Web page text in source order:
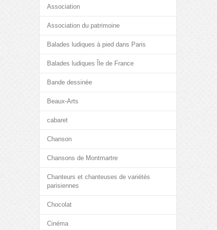
Association
Association du patrimoine
Balades ludiques à pied dans Paris
Balades ludiques Île de France
Bande dessinée
Beaux-Arts
cabaret
Chanson
Chansons de Montmartre
Chanteurs et chanteuses de variétés
parisiennes
Chocolat
Cinéma